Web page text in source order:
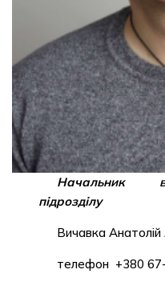
Начальник
підрозділу
Вичавка Анатолій
телефон +380